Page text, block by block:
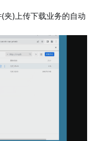
夹)上传下载业务的自动